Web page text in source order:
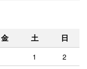
金 土 日
1
2